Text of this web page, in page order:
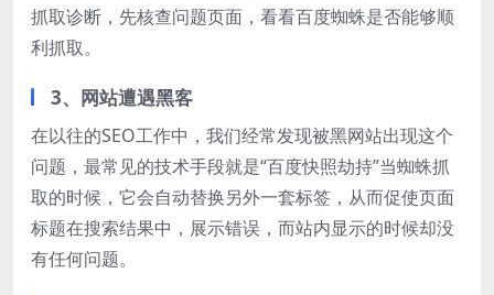
抓取诊断，先核查问题页面，看看百度蜘蛛是否能够顺
利抓取。
3、网站遭遇黑客
在以往的SEO工作中，我们经常发现被黑网站出现这个
问题，最常见的技术手段就是“百度快照劫持”当蜘蛛抓
取的时候，它会自动替换另外一套标签，从而促使页面
标题在搜索结果中，展示错误，而站内显示的时候却没
有任何问题。